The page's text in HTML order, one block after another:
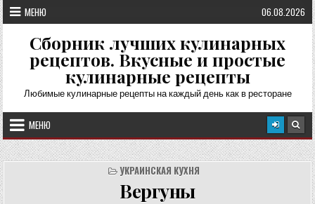
Перейти
к
содержимому
МЕНЮ 06.08.2026
Сборник лучших кулинарных
рецептов. Вкусные и простые
кулинарные рецепты
Любимые кулинарные рецепты на каждый день как в ресторане
МЕНЮ
УКРАИНСКАЯ КУХНЯ
Вергуны